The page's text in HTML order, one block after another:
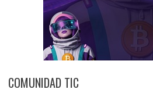
COMUNIDAD TIC